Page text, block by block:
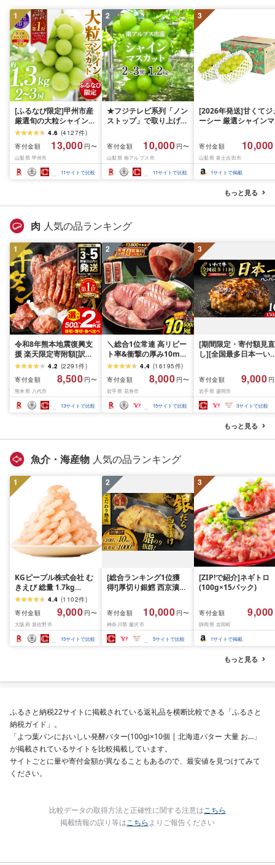
1
[ふるなび限定]甲州市産
厳選旬の大粒シャインマ
スカット 約1.3kg 2〜3
房[2026年発送]
(MG)B12-472 FN-
Limited-VO シャインマ
スカット フルーツ
4.6 (4127件)
寄付金額
13,000 円〜
山梨県 甲州市
11サイトで比較
2
★フジテレビ系列「ノン
ストップ」で取り上げら
先行予約]南アルプス市
産シャインマスカット
1.2kg以上(2〜3房)ふる
さと納税 おすすめ 山梨
県 南アルプス市 送料無
寄付金額 10,000 円〜
山梨県 南アルプス市
11サイトで比較
3
[2026年発送]甘くてジ
ーシー 厳選シャインマ
月前半(1〜15日)から
月下旬までの発送) フ
ーツ ぶどう 果物 山梨
産 2026 旬 大粒 高級
寄付金額 10,000
山梨県 富士吉田市
1サイトで掲載
もっと見る
肉 人気の品ランキング
1
令和8年熊本地震復興支
援 楽天限定寄附額[訳あ
り]牛タン 500g〜2kg 肉
牛肉 訳あり 牛タン 冷凍
小分け 厚切り 薄切り 食
べ比べ 500g 1kg 1.5kg
2kg 牛 人気 ビーフ 牛た
ん ふるさと納税 ランキ
4.2 (2291件)
寄付金額
8,500 円〜
熊本県 八代市
13サイトで比較
2
＼総合1位常連 高リピー
ト率&衝撃の厚み10mm
厚切り牛タン 塩味/ ≪ス
ピード発送!!10営業日以
内発送≫ 選べる内容量
500g / 1kg 定期便 毎月
届く 牛肉 肉 BBQ ふるさ
と 人気 ランキング 岩手
4.4 (16195件)
寄付金額
8,000 円〜
岩手県 花巻市
15サイトで比較
3
[期間限定・寄付額見直
し][全国最多日本一い
1.5kg(150g×10個) い
て牛 × 岩中豚 ハンバー
グ 合挽き 合い挽き 黒
和牛 人気 冷凍 個包装
分け 冷凍 牛肉 豚肉 和
ビーフ ポーク はんば
ぐ 挽肉 お肉 ミンチ 肉
お弁当 hannba-gu ラ
寄付金額 9,000
岩手県 盛岡市
3サイトで比較
もっと見る
魚介・海産物 人気の品ランキング
1
KGピープル株式会社 む
きえび 総量 1.7kg
(850g×2P) 特大 5Lサイ
ズ バナメイエビ バラ凍
結 下処理不要 サイズ不
揃い 訳あり
4.4 (1102件)
寄付金額
9,000 円〜
大阪府 泉佐野市
15サイトで比較
2
[総合ランキング1位獲
得!]厚切り銀鱈 西京漬け
約 1,000g (約 100g × 10
切) 西京味噌 西京みそ 味
噌漬け みそ 味噌 鮮魚 魚
介 銀だら 銀ダラ ギンダ
ラ ぎんだら 鱈 タラ 魚
礼品 おかず おつまみ お
南 藤沢
寄付金額 10,000 円〜
神奈川県 藤沢市
5サイトで比較
3
[ZIP!で紹介]ネギトロ
(100g×15パック)
寄付金額 9,000
静岡県 吉田町
1サイトで掲載
もっと見る
ふるさと納税22サイトに掲載されている返礼品を横断比較できる「ふるさと
納税ガイド」。
「よつ葉パンにおいしい発酵バター(100g)×10個 | 北海道バター 大量 お…」
が掲載されているサイトを比較掲載しています。
サイトごとに量や寄付金額が異なることもあるので、最安値を見つけてみて
ください。
比較データの取得方法と正確性に関する注意はこちら
掲載情報の誤り等はこちらよりご報告ください